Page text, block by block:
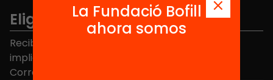
Elige equidad
Recibe contenidos, iniciativas y proyectos para
implicarte.
Correo electrónico
La Fundació Bofill
ahora somos